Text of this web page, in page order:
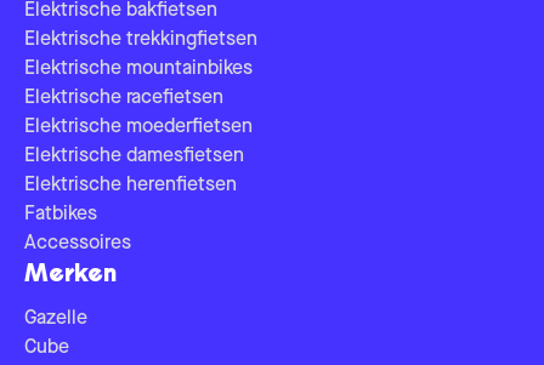
Elektrische bakfietsen
Elektrische trekkingfietsen
Elektrische mountainbikes
Elektrische racefietsen
Elektrische moederfietsen
Elektrische damesfietsen
Elektrische herenfietsen
Fatbikes
Accessoires
Merken
Gazelle
Cube